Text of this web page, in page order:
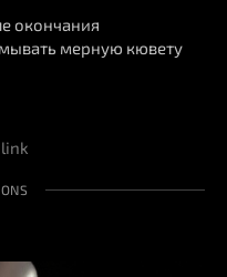
окончания
мерную кювету